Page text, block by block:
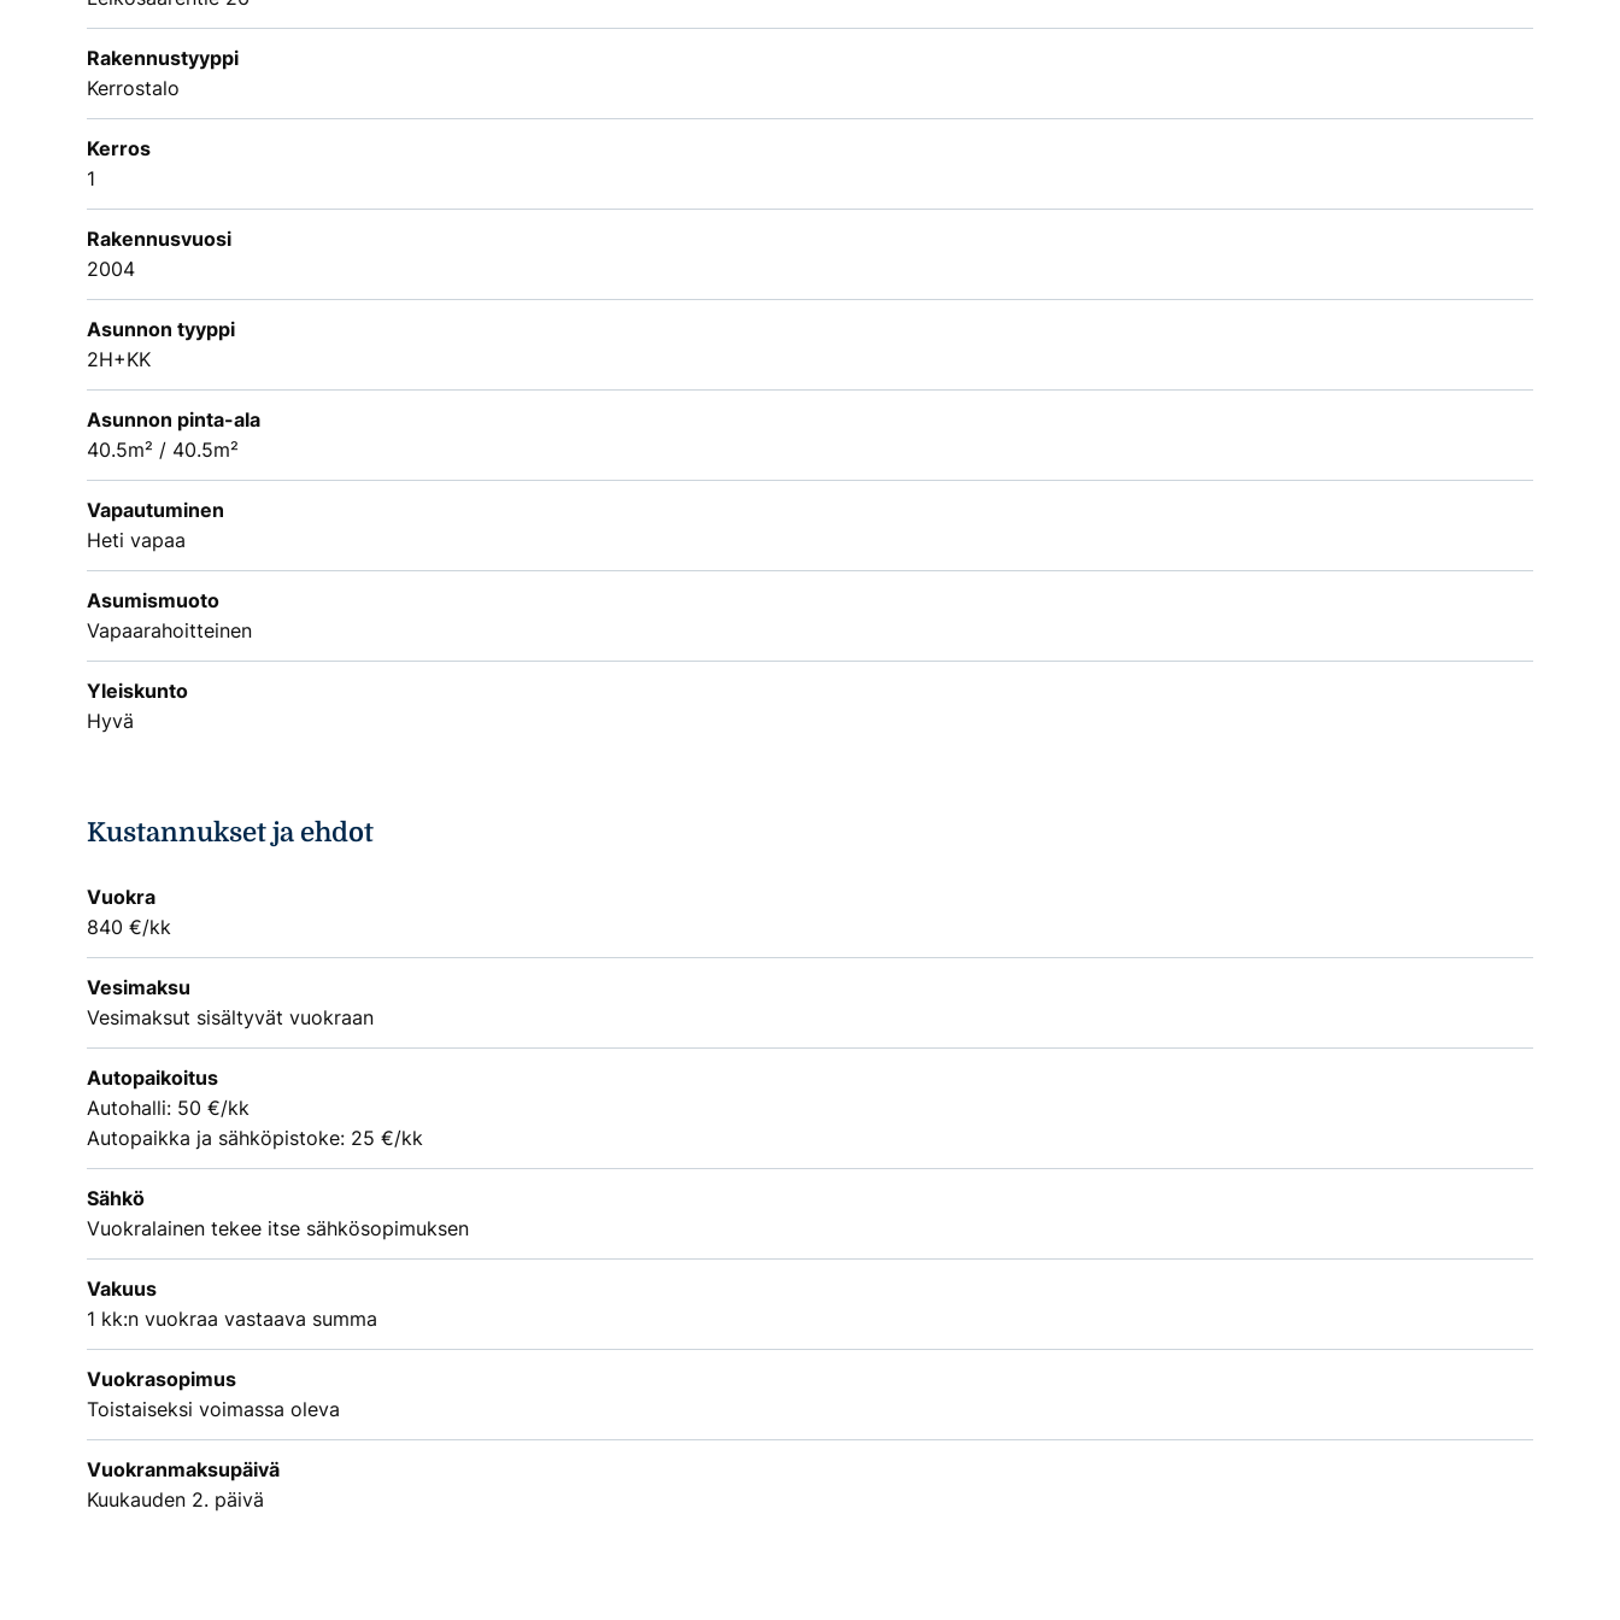
Rakennustyyppi
Kerrostalo
Kerros
1
Rakennusvuosi
2004
Asunnon tyyppi
2H+KK
Asunnon pinta-ala
40.5m² / 40.5m²
Vapautuminen
Heti vapaa
Asumismuoto
Vapaarahoitteinen
Yleiskunto
Hyvä
Kustannukset ja ehdot
Vuokra
840 €/kk
Vesimaksu
Vesimaksut sisältyvät vuokraan
Autopaikoitus
Autohalli: 50 €/kk
Autopaikka ja sähköpistoke: 25 €/kk
Sähkö
Vuokralainen tekee itse sähkösopimuksen
Vakuus
1 kk:n vuokraa vastaava summa
Vuokrasopimus
Toistaiseksi voimassa oleva
Vuokranmaksupäivä
Kuukauden 2. päivä